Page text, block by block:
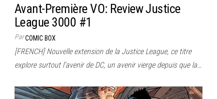
Avant-Première VO: Review Justice
League 3000 #1
ParCOMIC BOX
[FRENCH] Nouvelle extension de la Justice League, ce titre
explore surtout l’avenir de DC, un avenir vierge depuis que la…